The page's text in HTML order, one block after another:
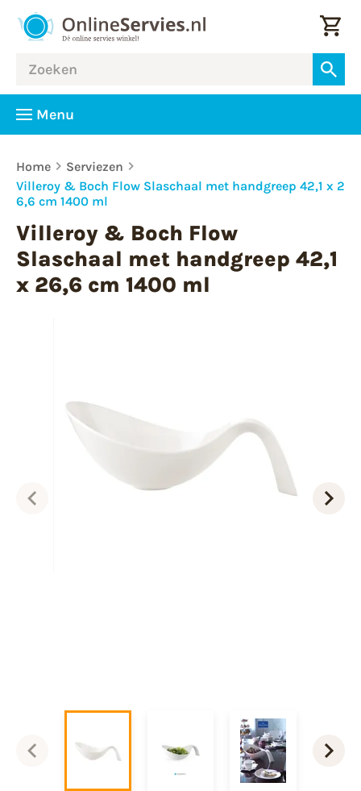
Menu
Home
Serviezen
Villeroy & Boch Flow Slaschaal met handgreep 42,1 x 2
6,6 cm 1400 ml
Villeroy & Boch Flow
Slaschaal met handgreep 42,1
x 26,6 cm 1400 ml